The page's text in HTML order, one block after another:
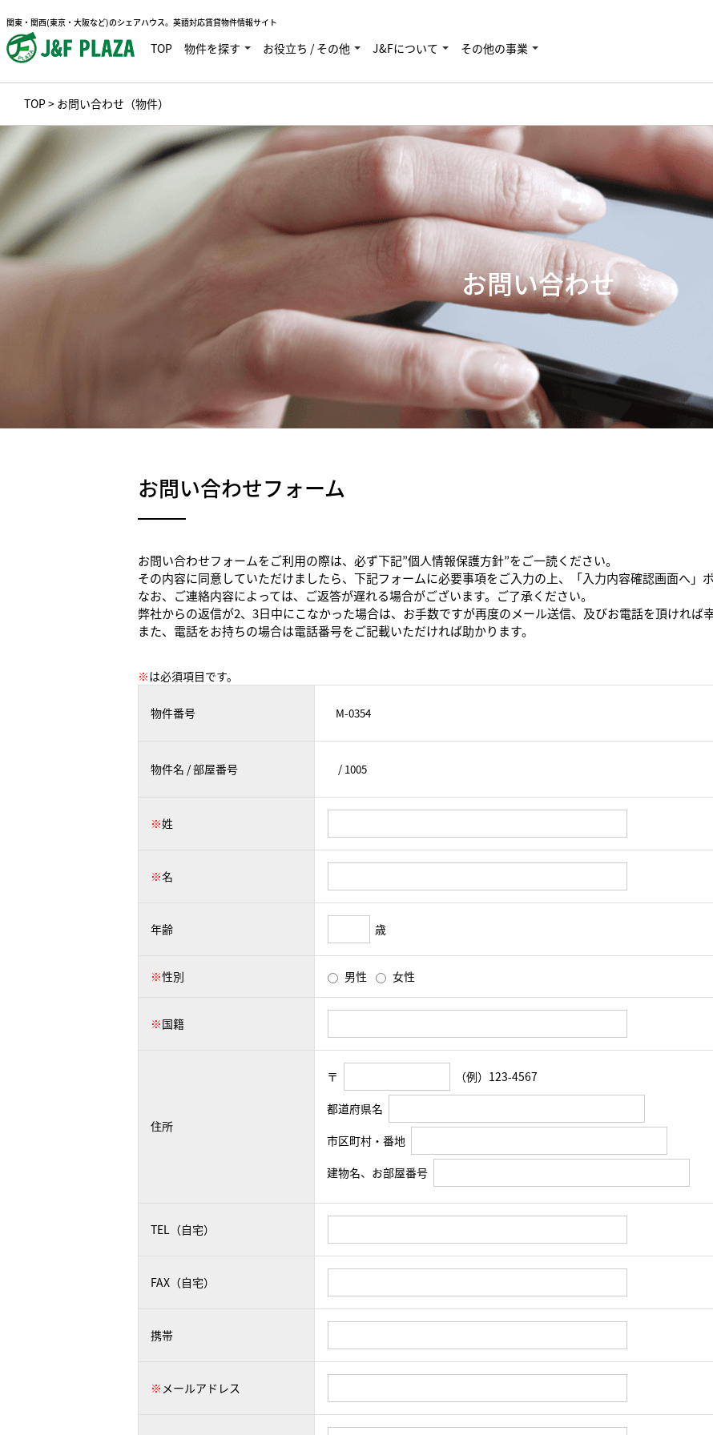
関東・関西(東京・大阪など)のシェアハウス。英語対応賃貸物件情報サイト
TOP 物件を探す お役立ち / その他 J&Fについて その他の事業
TOP> お問い合わせ（物件）
お問い合わせ
お問い合わせフォーム
お問い合わせフォームをご利用の際は、必ず下記”個人情報保護方針”をご一読ください。
その内容に同意していただけましたら、下記フォームに必要事項をご入力の上、「入力内容確認画面へ」
なお、ご連絡内容によっては、ご返答が遅れる場合がございます。ご了承ください。
弊社からの返信が2、3日中にこなかった場合は、お手数ですが再度のメール送信、及びお電話を頂ければ幸
また、電話をお持ちの場合は電話番号をご記載いただければ助かります。
※は必須項目です。
物件番号
物件名 / 部屋番号
※姓
※名
年齢 歳
※性別 男性 女性
※国籍
住所
〒
（例）123-4567
都道府県名
市区町村・番地
建物名、お部屋番号
TEL（自宅）
FAX（自宅）
携帯
※ メールアドレス